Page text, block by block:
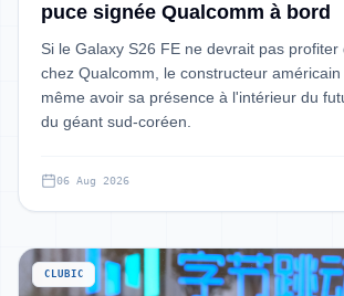
puce signée Qualcomm à bord
Si le Galaxy S26 FE ne devrait pas profiter
chez Qualcomm, le constructeur
même avoir sa présence à l'intérieur du
du géant sud-coréen.
06 Aug 2026
CLUBIC